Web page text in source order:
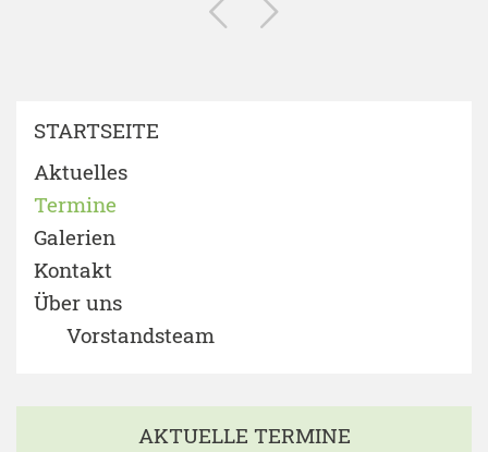
STARTSEITE
Aktuelles
Termine
Galerien
Kontakt
Über uns
Vorstandsteam
AKTUELLE TERMINE